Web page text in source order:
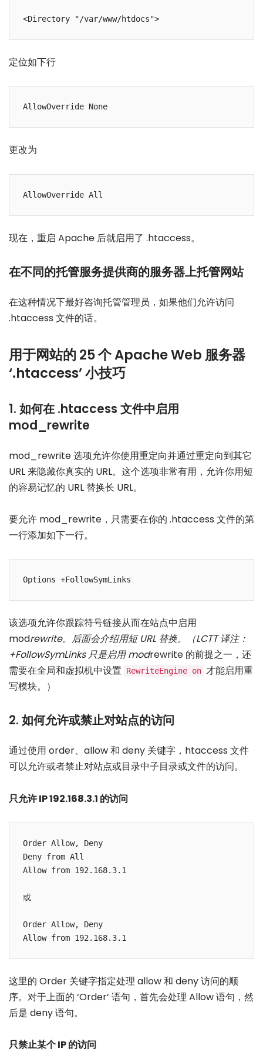
定位如下行
更改为
现在，重启 Apache 后就启用了 .htaccess。
在不同的托管服务提供商的服务器上托管网站
在这种情况下最好咨询托管管理员，如果他们允许访问
.htaccess 文件的话。
用于网站的 25 个 Apache Web 服务器
‘.htaccess’ 小技巧
1. 如何在 .htaccess 文件中启用
mod_rewrite
mod_rewrite 选项允许你使用重定向并通过重定向到其它
URL 来隐藏你真实的 URL。这个选项非常有用，允许你用短
的容易记忆的 URL 替换长 URL。
要允许 mod_rewrite，只需要在你的 .htaccess 文件的第
一行添加如下一行。
该选项允许你跟踪符号链接从而在站点中启用
modrewrite。后面会介绍用短 URL 替换。（LCTT 译注：
+FollowSymLinks 只是启用 modrewrite 的前提之一，还
需要在全局和虚拟机中设置 RewriteEngine on 才能启用重
写模块。）
2. 如何允许或禁止对站点的访问
通过使用 order、allow 和 deny 关键字，htaccess 文件
可以允许或者禁止对站点或目录中子目录或文件的访问。
只允许 IP 192.168.3.1 的访问
Order Allow, Deny
Deny from All
Allow from 192.168.3.1
或
Order Allow, Deny
这里的 Order 关键字指定处理 allow 和 deny 访问的顺
序。对于上面的 ‘Order’ 语句，首先会处理 Allow 语句，然
后是 deny 语句。
只禁止某个 IP 的访问